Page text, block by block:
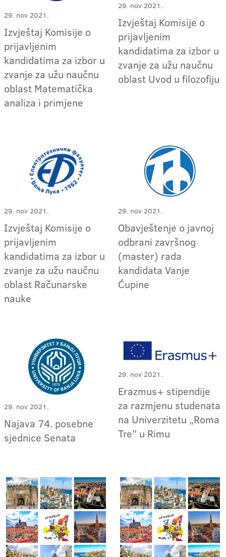
29. nov 2021.
Izvještaj Komisije o
prijavljenim
kandidatima za izbor u
zvanje za užu naučnu
oblast Matematička
analiza i primjene
29. nov 2021.
Izvještaj Komisije o
prijavljenim
kandidatima za izbor u
zvanje za užu naučnu
oblast Uvod u filozofiju
29. nov 2021.
Izvještaj Komisije o
prijavljenim
kandidatima za izbor u
zvanje za užu naučnu
oblast Računarske
nauke
29. nov 2021.
Obavještenje o javnoj
odbrani završnog
(master) rada
kandidata Vanje
Ćupine
29. nov 2021.
Najava 74. posebne
sjednice Senata
29. nov 2021.
Erazmus+ stipendije
za razmjenu studenata
na Univerzitetu „Roma
Tre” u Rimu